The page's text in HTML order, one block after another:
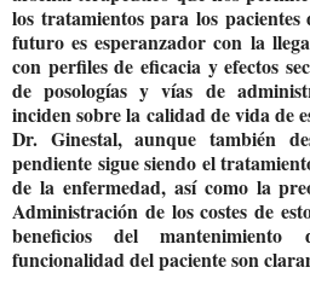
los tratamientos para los
futuro es esperanzador con la
con perfiles de eficacia y efectos
de posologías y vías de
inciden sobre la calidad de vida de
Dr. Ginestal, aunque también
pendiente sigue siendo el
de la enfermedad, así como la
Administración de los costes de
beneficios del
funcionalidad del paciente son